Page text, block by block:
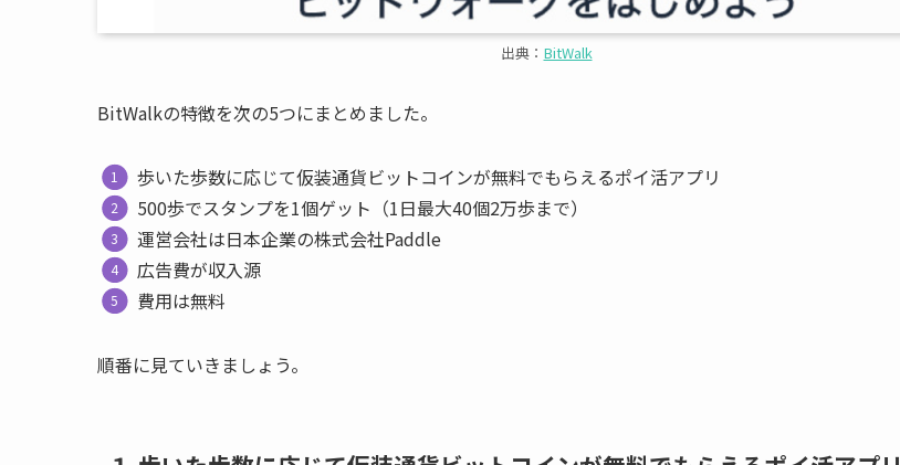
出典： BitWalk
BitWalkの特徴を次の5つにまとめました。
歩いた歩数に応じて仮装通貨ビットコインが無料でもらえるポイ活アプリ
500歩でスタンプを1個ゲット（1日最大40個2万歩まで）
運営会社は日本企業の株式会社Paddle
広告費が収入源
費用は無料
順番に見ていきましょう。